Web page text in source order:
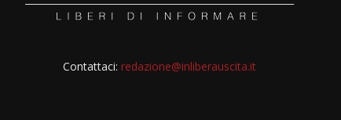
Contattaci: redazione@inliberauscita.it